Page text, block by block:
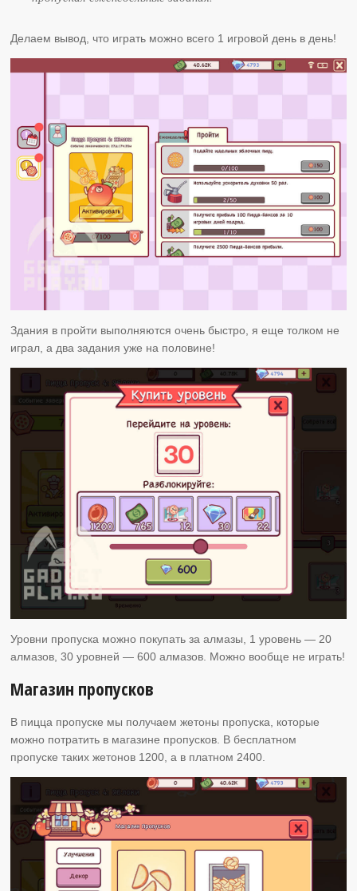
Делаем вывод, что играть можно всего 1 игровой день в день!
Здания в пройти выполняются очень быстро, я еще толком не
играл, а два задания уже на половине!
Уровни пропуска можно покупать за алмазы, 1 уровень — 20
алмазов, 30 уровней — 600 алмазов. Можно вообще не играть!
Магазин пропусков
В пицца пропуске мы получаем жетоны пропуска, которые
можно потратить в магазине пропусков. В бесплатном
пропуске таких жетонов 1200, а в платном 2400.